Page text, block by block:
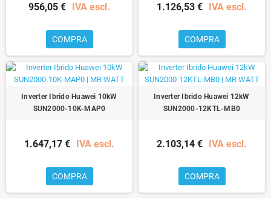
956,05 € IVA escl.
COMPRA
1.126,53 € IVA escl.
COMPRA
Inverter Ibrido Huawei 10kW
SUN2000-10K-MAP0
1.647,17 € IVA escl.
COMPRA
Inverter Ibrido Huawei 12kW
SUN2000-12KTL-MB0
2.103,14 € IVA escl.
COMPRA